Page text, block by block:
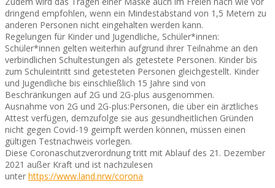
dringend empfohlen, wenn ein Mindestabstand von 1,5 Metern zu
anderen Personen nicht eingehalten werden kann.
Regelungen für Kinder und Jugendliche, Schüler*innen:
Schüler*innen gelten weiterhin aufgrund ihrer Teilnahme an den
verbindlichen Schultestungen als getestete Personen. Kinder bis
zum Schuleintritt sind getesteten Personen gleichgestellt. Kinder
und Jugendliche bis einschließlich 15 Jahre sind von
Beschränkungen auf 2G und 2G-plus ausgenommen.
Ausnahme von 2G und 2G-plus:Personen, die über ein ärztliches
Attest verfügen, demzufolge sie aus gesundheitlichen Gründen
nicht gegen Covid-19 geimpft werden können, müssen einen
gültigen Testnachweis vorlegen.
Diese Coronaschutzverordnung tritt mit Ablauf des 21. Dezember
2021 außer Kraft und ist nachzulesen
unter https://www.land.nrw/corona